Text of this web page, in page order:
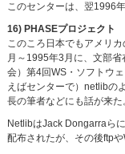
このセンターは、翌1996
16) PHASEプロジェクト
このころ日本でもアメリカ
月～1995年3月に、文部
会）第4回WS・ソフトウ
えばセンターで）netlibの
長の筆者などにも話が来
NetlibはJack Dongarraら
配布されたが、その後ftp